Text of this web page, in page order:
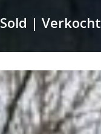
Sold | Verkocht